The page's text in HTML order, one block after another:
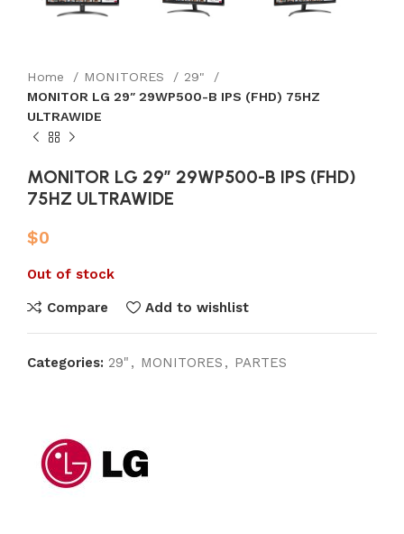
Home MONITORES
29"
MONITOR LG 29″ 29WP500-B IPS (FHD) 75HZ
ULTRAWIDE
MONITOR LG 29″ 29WP500-B IPS (FHD)
75HZ ULTRAWIDE
$0
Out of stock
Compare Add to wishlist
Categories: 29" , MONITORES , PARTES